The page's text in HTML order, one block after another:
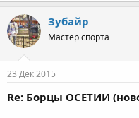
Зубайр
Мастер спорта
23 Дек 2015
Re: Борцы ОСЕТИИ